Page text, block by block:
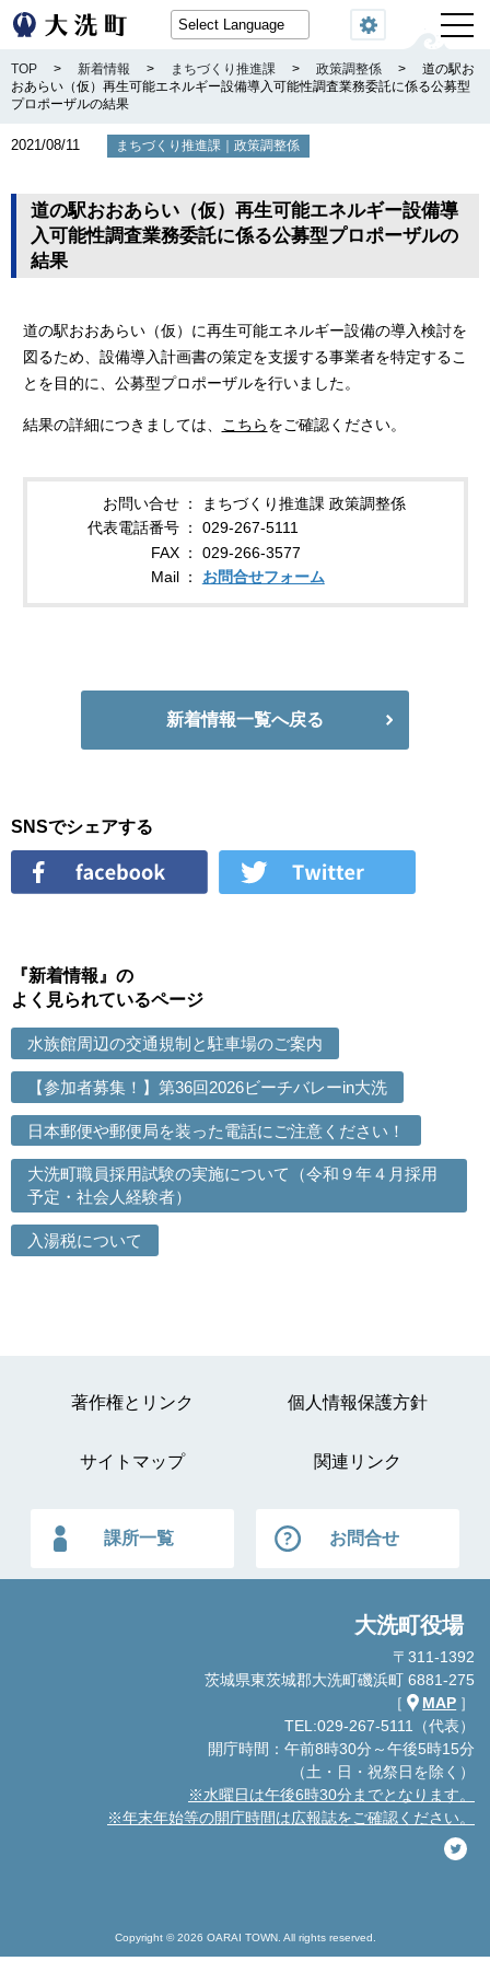
閲覧機能
TOP > 新着情報 > まちづくり推進課 > 政策調整係 >
道の駅お
おあらい（仮）再生可能エネルギー設備導入可能性調査業務委託に係る公募型
プロポーザルの結果
2021/08/11 まちづくり推進課 ｜政策調整係
道の駅おおあらい（仮）再生可能エネルギー設備導
入可能性調査業務委託に係る公募型プロポーザルの
結果
道の駅おおあらい（仮）に再生可能エネルギー設備の導入検討を
図るため、設備導入計画書の策定を支援する事業者を特定するこ
とを目的に、公募型プロポーザルを行いました。
結果の詳細につきましては、 こちらをご確認ください。
お問い合せ
まちづくり推進課 政策調整係
代表電話番号
029-267-5111
FAX
029-266-3577
Mail
お問合せフォーム
新着情報一覧へ戻る
SNSでシェアする
『新着情報』の
よく見られているページ
水族館周辺の交通規制と駐車場のご案内
【参加者募集！】第36回2026ビーチバレーin大洗
日本郵便や郵便局を装った電話にご注意ください！
大洗町職員採用試験の実施について（令和９年４月採用
予定・社会人経験者）
入湯税について
著作権とリンク 個人情報保護方針
サイトマップ 関連リンク
課所一覧 お問合せ
大洗町役場
〒311-1392
茨城県東茨城郡大洗町磯浜町 6881-275
［
MAP ］
TEL:029-267-5111（代表）
開庁時間：午前8時30分～午後5時15分
（土・日・祝祭日を除く）
※水曜日は午後6時30分までとなります。
※年末年始等の開庁時間は広報誌をご確認ください。
Copyright © 2026 OARAI TOWN. All rights reserved.